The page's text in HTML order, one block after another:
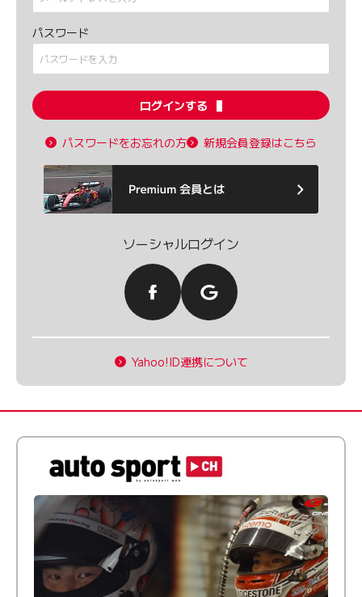
パスワード
ログインする
パスワードをお忘れの方 新規会員登録はこちら
ソーシャルログイン
Yahoo!ID連携について